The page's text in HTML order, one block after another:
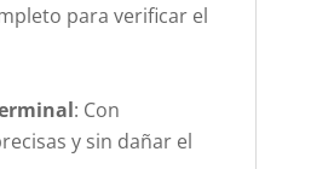
para verificar el
: Con
y sin dañar el